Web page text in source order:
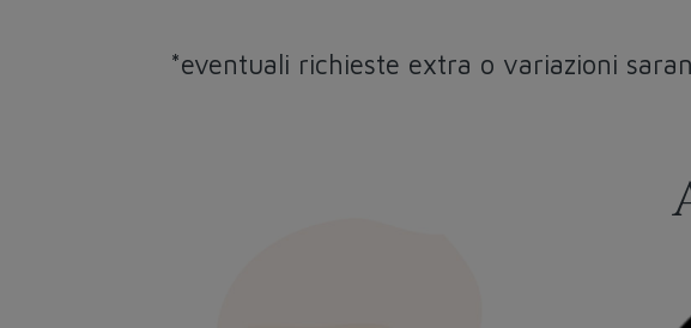
*eventuali richieste extra o variazioni